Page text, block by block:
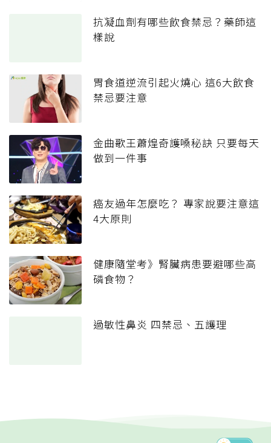
抗凝血劑有哪些飲食禁忌？藥師這
樣說
胃食道逆流引起火燒心 這6大飲食
禁忌要注意
金曲歌王蕭煌奇護嗓秘訣 只要每天
做到一件事
癌友過年怎麼吃？ 專家說要注意這
4大原則
健康隨堂考》腎臟病患要避哪些高
磷食物？
過敏性鼻炎 四禁忌、五護理